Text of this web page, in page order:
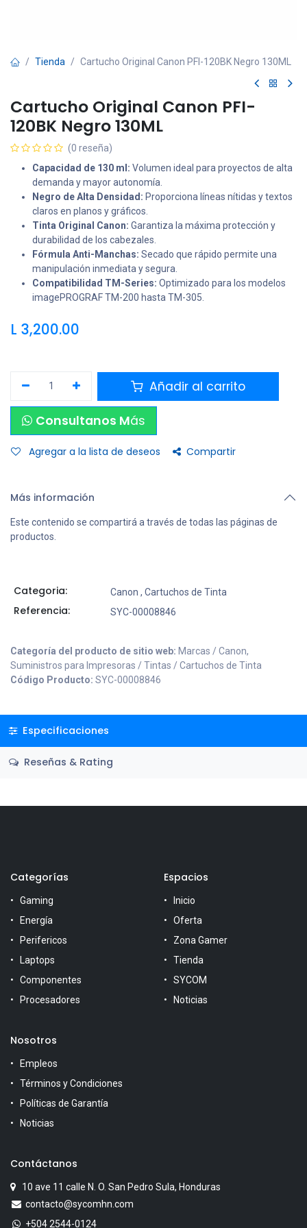
Tienda Cartucho Original Canon PFI-120BK Negro 130ML
Cartucho Original Canon PFI-
120BK Negro 130ML
(0 reseña)
Capacidad de 130 ml: Volumen ideal para proyectos de alta
demanda y mayor autonomía.
Negro de Alta Densidad: Proporciona líneas nítidas y textos
claros en planos y gráficos.
Tinta Original Canon: Garantiza la máxima protección y
durabilidad de los cabezales.
Fórmula Anti-Manchas: Secado que rápido permite una
manipulación inmediata y segura.
Compatibilidad TM-Series: Optimizado para los modelos
imagePROGRAF TM-200 hasta TM-305.
L 3,200.00
Añadir al carrito
Consultanos Más
Agregar a la lista de deseos Compartir
Más información
Este contenido se compartirá a través de todas las páginas de
productos.
Categoria: Canon , Cartuchos de Tinta
Referencia: SYC-00008846
Categoría del producto de sitio web: Marcas / Canon,
Suministros para Impresoras / Tintas / Cartuchos de Tinta
Código Producto: SYC-00008846
Especificaciones
Reseñas & Rating
Categorías
Gaming
Energía
Perifericos
Laptops
Componentes
Procesadores
Espacios
Inicio
Oferta
Zona Gamer
Tienda
SYCOM
Noticias
Nosotros
Empleos
Términos y Condiciones
Políticas de Garantía
Noticias
Contáctanos
10 ave 11 calle N. O. San Pedro Sula, Honduras
contacto@sycomhn.com
+504 2544-0124